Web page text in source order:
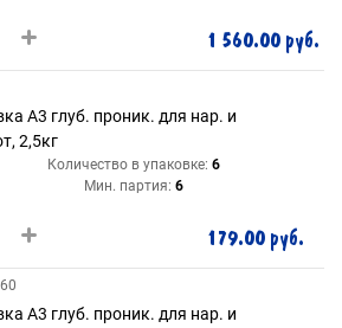
1 560.00 руб.
А3 глуб. проник. для нар. и
2,5кг
Количество в упаковке: 6
Мин. партия: 6
179.00 руб.
А3 глуб. проник. для нар. и